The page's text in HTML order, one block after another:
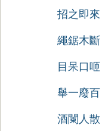
招之即
繩鋸木斷
目呆口咂
舉一廢百
酒闌人散